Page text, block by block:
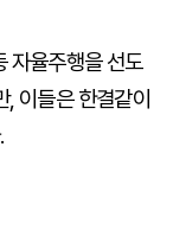
자율주행을 선도
이들은 한결같이